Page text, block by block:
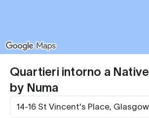
Quartieri intorno a
by Numa
14-16 St Vincent's Place, Glasgow